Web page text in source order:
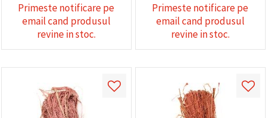
Primeste notificare pe
email cand produsul
revine in stoc.
Primeste notificare pe
email cand produsul
revine in stoc.